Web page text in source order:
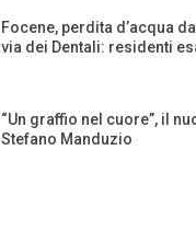
Focene, perdita d’acqua
via dei Dentali: residenti
“Un graffio nel cuore”, il
Stefano Manduzio